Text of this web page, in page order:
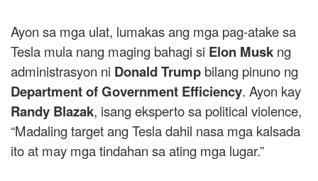
Ayon sa mga ulat, lumakas ang mga pag-atake sa
Tesla mula nang maging bahagi si Elon Musk ng
administrasyon ni Donald Trump bilang pinuno ng
Department of Government Efficiency. Ayon kay
Randy Blazak, isang eksperto sa political violence,
“Madaling target ang Tesla dahil nasa mga kalsada
ito at may mga tindahan sa ating mga lugar.”